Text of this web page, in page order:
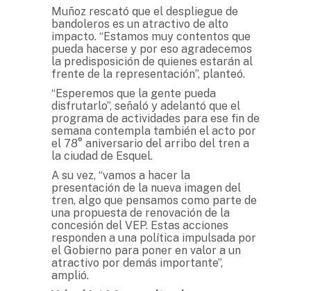
Muñoz rescató que el despliegue de
bandoleros es un atractivo de alto
impacto. “Estamos muy contentos que
pueda hacerse y por eso agradecemos
la predisposición de quienes estarán al
frente de la representación”, planteó.
“Esperemos que la gente pueda
disfrutarlo”, señaló y adelantó que el
programa de actividades para ese fin de
semana contempla también el acto por
el 78° aniversario del arribo del tren a
la ciudad de Esquel.
A su vez, “vamos a hacer la
presentación de la nueva imagen del
tren, algo que pensamos como parte de
una propuesta de renovación de la
concesión del VEP. Estas acciones
responden a una política impulsada por
el Gobierno para poner en valor a un
atractivo por demás importante”,
amplió.